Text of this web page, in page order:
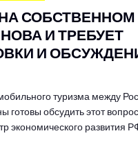
СОБСТВЕННОМ
И ТРЕБУЕТ
И
туризма между
готовы обсудить этот
экономического развития